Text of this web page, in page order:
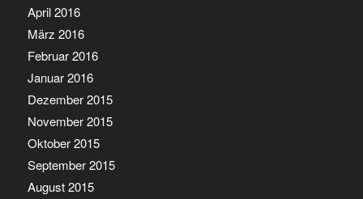
April 2016
März 2016
Februar 2016
Januar 2016
Dezember 2015
November 2015
Oktober 2015
September 2015
August 2015